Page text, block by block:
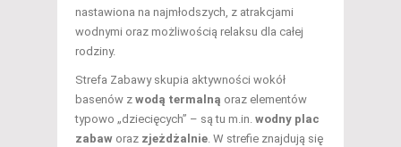
nastawiona na najmłodszych, z atrakcjami
wodnymi oraz możliwością relaksu dla całej
rodziny.
Strefa Zabawy skupia aktywności wokół
basenów z wodą termalną oraz elementów
typowo „dziecięcych” – są tu m.in. wodny plac
zabaw oraz zjeżdżalnie . W strefie znajdują się